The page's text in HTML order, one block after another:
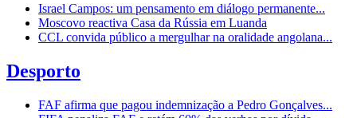
Israel Campos: um pensamento em diálogo permanente...
Moscovo reactiva Casa da Rússia em Luanda
CCL convida público a mergulhar na oralidade angolana...
Desporto
FAF afirma que pagou indemnização a Pedro Gonçalves...